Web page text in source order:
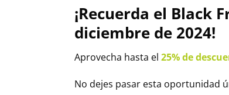
¡Recuerda el Black
diciembre de 2024!
Aprovecha hasta el 25% de
No dejes pasar esta oportunidad